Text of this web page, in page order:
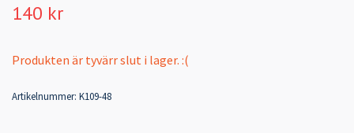
140 kr
Produkten är tyvärr slut i lager. :(
Artikelnummer: K109-48